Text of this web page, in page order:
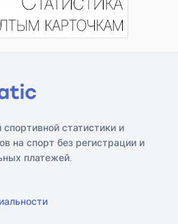
статистики и
на спорт без регистрации и
платежей.